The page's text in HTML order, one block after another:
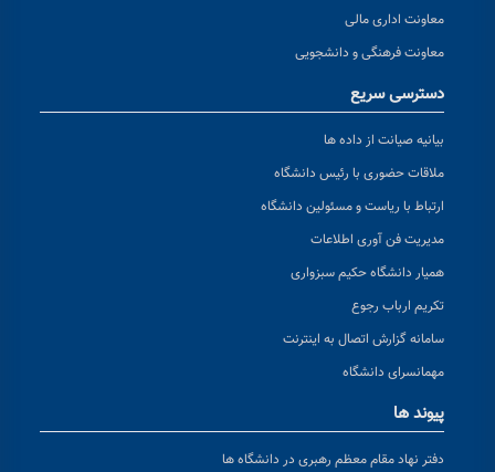
معاونت اداری مالی
معاونت فرهنگی و دانشجویی
دسترسی سریع
بیانیه صیانت از داده ها
ملاقات حضوری با رئیس دانشگاه
ارتباط با ریاست و مسئولین دانشگاه
مدیریت فن آوری اطلاعات
همیار دانشگاه حکیم سبزواری
تکریم ارباب رجوع
سامانه گزارش اتصال به اینترنت
مهمانسرای دانشگاه
پیوند ها
دفتر نهاد مقام معظم رهبری در دانشگاه ها